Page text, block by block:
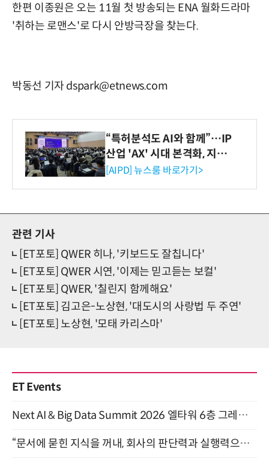
한편 이종원은 오는 11월 첫 방송되는 ENA 월화드라마
'취하는 로맨스'로 다시 안방극장을 찾는다.
박동선 기자 dspark@etnews.com
“특허분석도 AI와 함께”…IP
산업 'AX' 시대 본격화, 지식
재산처 1호 AI IP데이터분석
[AIPD] 뉴스룸 바로가기>
관련 기사
[ET포토] QWER 히나, '키보드도 잘칩니다'
[ET포토] QWER 시연, '이제는 믿고듣는 보컬'
[ET포토] QWER, '칠린지 함께해요'
[ET포토] 김고은-노상현, '대도시의 사랑법 두 주연'
[ET포토] 노상현, '모태 카리스마'
ET Events
Next AI & Big Data Summit 2026 엘타워 6층 그레이스홀 개최 (9/18)
“문서에 묻힌 지식을 꺼내, 회사의 판단력과 실행력으로 바꾸다” (8/20)